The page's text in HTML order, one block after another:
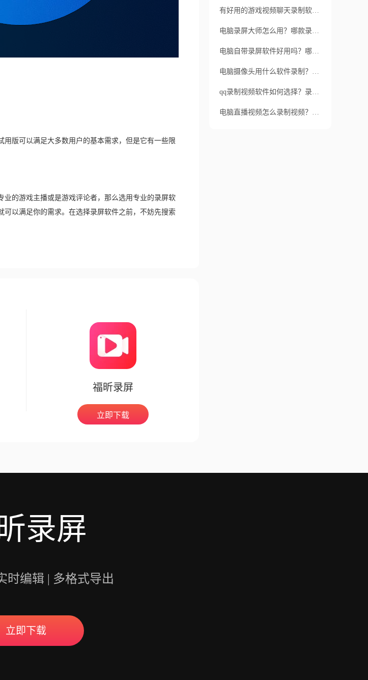
版可以满足大多数用户的基本需求，但是它有一些限
的游戏主播或是游戏评论者，那么选用专业的录屏软
以满足你的需求。在选择录屏软件之前，不妨先搜索
福昕录屏
立即下载
有好用的游戏视频聊天录制软件吗？录制游戏方法是什么？
电脑录屏大师怎么用？哪款录屏软件比较好用？
电脑自带录屏软件好用吗？哪些免费的录屏软件比较推荐？
电脑摄像头用什么软件录制？如何录制？
qq录制视频软件如何选择？录制视频可以录到外部声音吗？
电脑直播视频怎么录制视频？电脑直播视频录制用什么软件？
录屏
时编辑 | 多格式导出
立即下载